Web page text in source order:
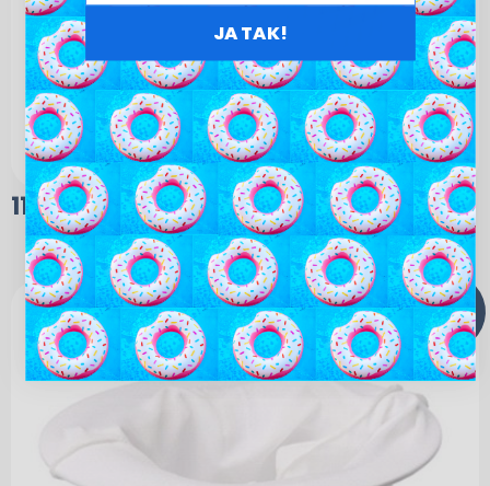
110,00kr.
TILBUD!
JA TAK!